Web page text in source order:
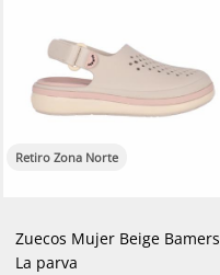
Retiro Zona Norte
Zuecos Mujer Beige Bamers
La parva